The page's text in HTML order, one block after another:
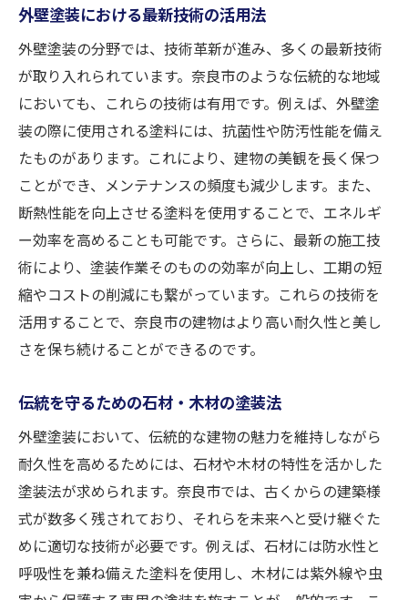
ら学ぶ
地域特性を考慮した塗装プランの提案
奈良市特有の気候に適した塗装事例
地域の特性を活かした塗料選び
成功した外壁塗装に学ぶ地域適応性
奈良市の外壁塗装における地域性
外壁塗装で地域の魅力を引き出す
塗料と技術の選択が鍵奈良市の外壁塗装成功秘
話
成功をもたらす塗料と技術の選び方
奈良市の成功事例に見る塗装技術
奈良市での塗料選定の工夫と発見
技術革新が叶える外壁塗装の未来
成功秘話から学ぶ塗料選択の重要性
外壁塗装における最新技術の活用法
外壁塗装の分野では、技術革新が進み、多くの最新技術
が取り入れられています。奈良市のような伝統的な地域
においても、これらの技術は有用です。例えば、外壁塗
装の際に使用される塗料には、抗菌性や防汚性能を備え
たものがあります。これにより、建物の美観を長く保つ
ことができ、メンテナンスの頻度も減少します。また、
断熱性能を向上させる塗料を使用することで、エネルギ
ー効率を高めることも可能です。さらに、最新の施工技
術により、塗装作業そのものの効率が向上し、工期の短
縮やコストの削減にも繋がっています。これらの技術を
活用することで、奈良市の建物はより高い耐久性と美し
さを保ち続けることができるのです。
伝統を守るための石材・木材の塗装法
外壁塗装において、伝統的な建物の魅力を維持しながら
耐久性を高めるためには、石材や木材の特性を活かした
塗装法が求められます。奈良市では、古くからの建築様
式が数多く残されており、それらを未来へと受け継ぐた
めに適切な技術が必要です。例えば、石材には防水性と
呼吸性を兼ね備えた塗料を使用し、木材には紫外線や虫